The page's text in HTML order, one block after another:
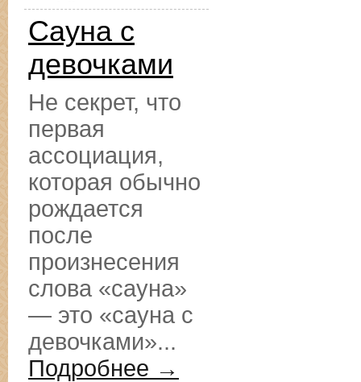
Сауна с
девочками
Не секрет, что
первая
ассоциация,
которая обычно
рождается
после
произнесения
слова «сауна»
— это «сауна с
девочками»...
Подробнее →